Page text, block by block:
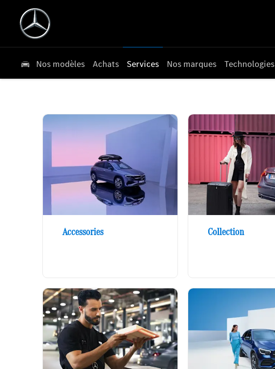
Nos modèles Achats Services Nos marques Technologies
Accessories Collection